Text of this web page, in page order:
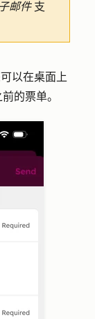
邮件支
以在桌面上
的票单。